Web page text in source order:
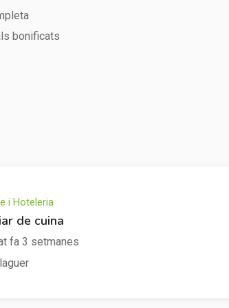
bonificats
i Hoteleria
de cuina
fa 3 setmanes